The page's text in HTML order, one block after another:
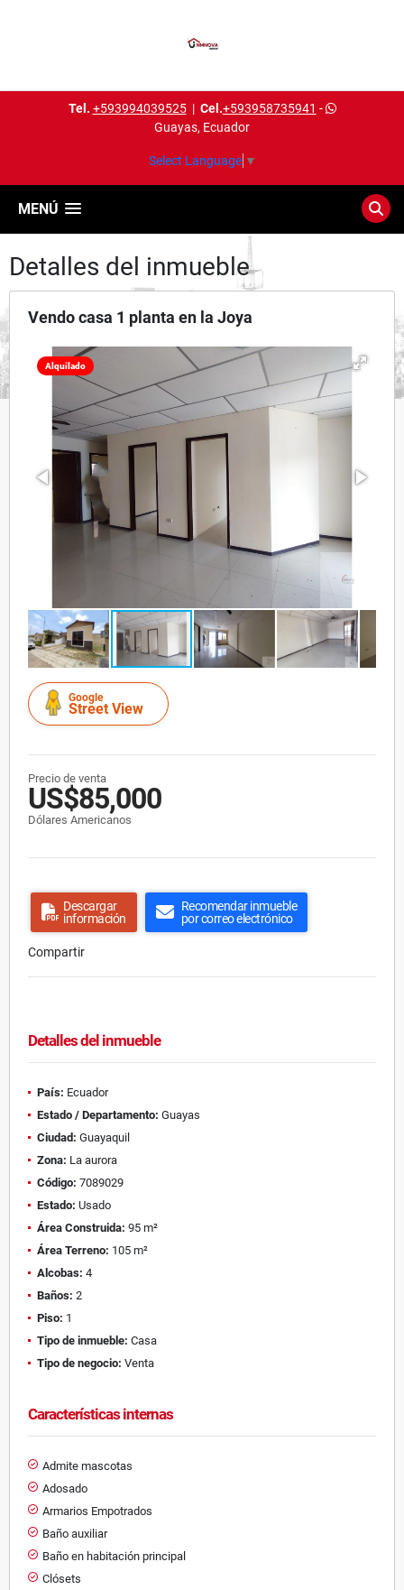
Tel. +593994039525| Cel.+593958735941 -
Guayas, Ecuador
Select Language ▼
MENÚ
Detalles del inmueble
Vendo casa 1 planta en la Joya
Alquilado
Google
Street View
Precio de venta
US$85,000
Dólares Americanos
Descargar
información
Recomendar inmueble
por correo electrónico
Compartir
Detalles del inmueble
País: Ecuador
Estado / Departamento: Guayas
Ciudad: Guayaquil
Zona: La aurora
Código: 7089029
Estado: Usado
Área Construida: 95 m²
Área Terreno: 105 m²
Alcobas: 4
Baños: 2
Piso: 1
Tipo de inmueble: Casa
Tipo de negocio: Venta
Características internas
Admite mascotas
Adosado
Armarios Empotrados
Baño auxiliar
Baño en habitación principal
Clósets